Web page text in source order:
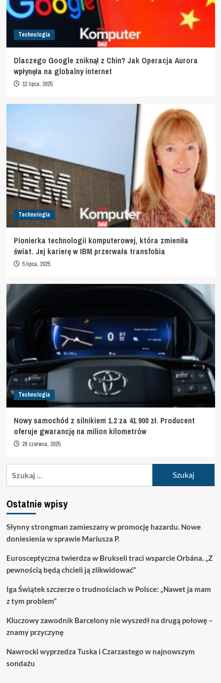
Technologia
Dlaczego Google zniknął z Chin? Jak Operacja Aurora
wpłynęła na globalny internet
12 lipca, 2025
Technologia
Pionierka technologii komputerowej, która zmieniła
świat. Jej karierę w IBM przerwała transfobia
5 lipca, 2025
Technologia
Nowy samochód z silnikiem 1.2 za 41 900 zł. Producent
oferuje gwarancję na milion kilometrów
28 czerwca, 2025
Ostatnie wpisy
Słynny strongman zamieszany w promocję hazardu. Nowe
doniesienia w sprawie Mariusza P.
Eurosceptyczna twierdza w Brukseli traci wsparcie Orbána. „Z
pewnością będą chcieli ją zlikwidować”
Iga Świątek szczerze o trudnościach w Polsce: „Nawet ja mam
z tym problem”
Kluczowy zawodnik Barcelony nie wyszedł na drugą połowę –
znamy przyczynę
Nawrocki wyprzedza Tuska i Czarzastego w najnowszym
sondażu